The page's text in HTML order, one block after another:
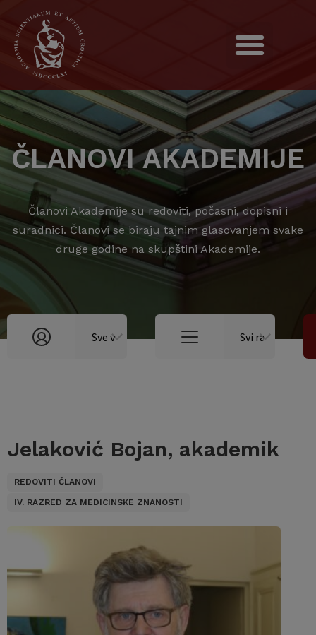
ČLANOVI AKADEMIJE
Članovi Akademije su redoviti, počasni, dopisni i
suradnici. Članovi se biraju tajnim glasovanjem svake
druge godine na skupštini Akademije.
Jelaković Bojan, akademik
REDOVITI ČLANOVI
IV. RAZRED ZA MEDICINSKE ZNANOSTI